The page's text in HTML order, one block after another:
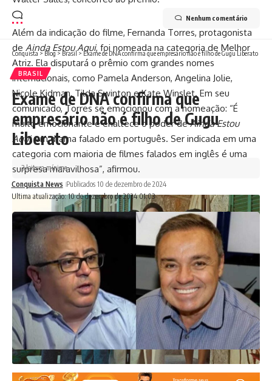
Além da indicação do filme, Fernanda Torres, protagonista
de Ainda Estou Aqui, foi nomeada na categoria de Melhor
Atriz. Ela disputará o prêmio com grandes nomes
internacionais, como Pamela Anderson, Angelina Jolie,
Nicole Kidman, Tilda Swinton e Kate Winslet. Em seu
comunicado, Torres se emocionou com a nomeação: “É
muito emocionante e enaltece o poder deAinda Estou
Aqui, um drama falado em português. Ser indicada em uma
categoria com maioria de filmes falados em inglês é uma
surpresa maravilhosa”, afirmou.
Nenhum comentário
Conquista>Blog>Brasil>Exame de DNA confirma que empresário não é filho de Gugu Liberato
BRASIL
Exame de DNA confirma que
empresário não é filho de Gugu
Liberato
Ultima atualização: 10 de dezembro de 2024 01:03
Conquista News Publicados 10 de dezembro de 2024
3 leitura mínima